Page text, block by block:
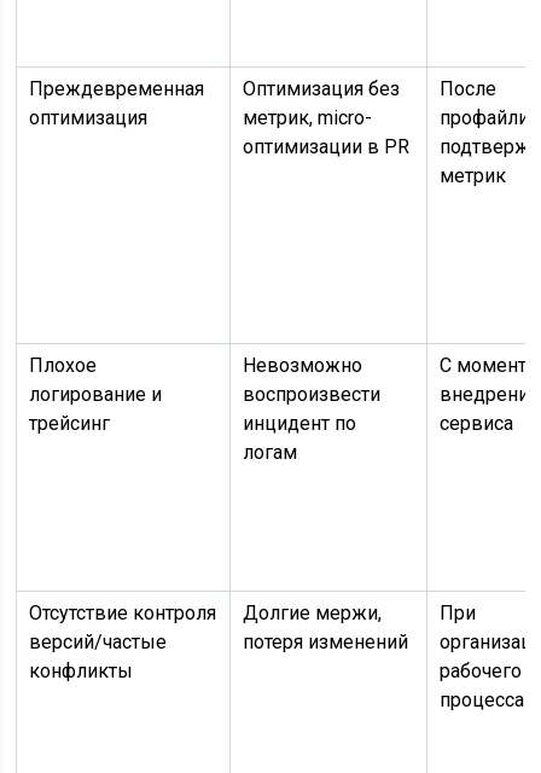
Преждевременная
оптимизация
Оптимизация без
метрик, micro-
оптимизации в PR
После
метрик
Плохое
логирование и
трейсинг
Невозможно
воспроизвести
инцидент по
логам
С момента
внедрения
сервиса
Отсутствие контроля
версий/частые
конфликты
Долгие мержи,
потеря изменений
При
рабочего
процесса